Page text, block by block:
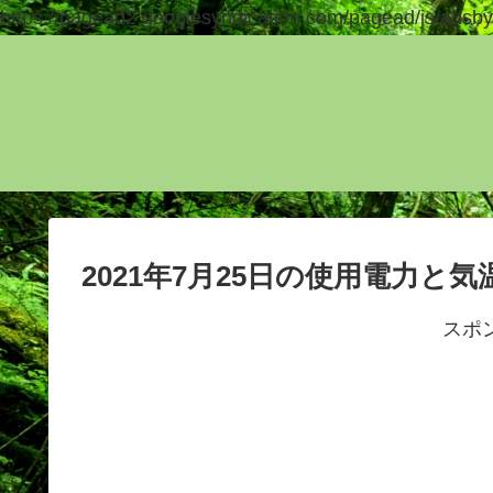
https://pagead2.googlesyndication.com/pagead/js/
2021年7月25日の使用電力と気
スポ